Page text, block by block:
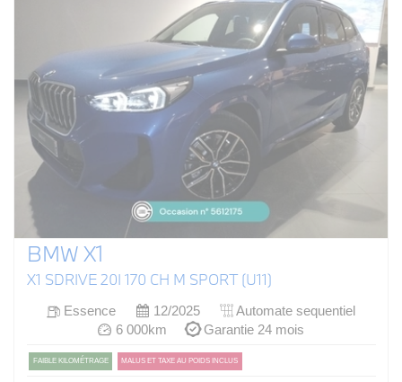
BMW X1
X1 SDRIVE 20I 170 CH M SPORT (U11)
Essence 12/2025
Automate sequentiel
6 000km
Garantie 24 mois
FAIBLE KILOMÉTRAGE MALUS ET TAXE AU POIDS INCLUS